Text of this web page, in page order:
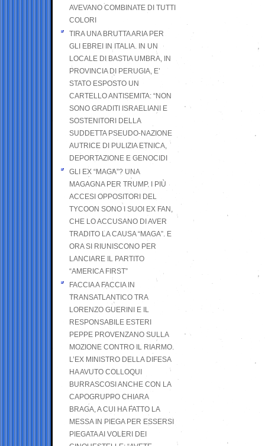
AVEVANO COMBINATE DI TUTTI
COLORI
TIRA UNA BRUTTA ARIA PER
GLI EBREI IN ITALIA. IN UN
LOCALE DI BASTIA UMBRA, IN
PROVINCIA DI PERUGIA, E’
STATO ESPOSTO UN
CARTELLO ANTISEMITA: “NON
SONO GRADITI ISRAELIANI E
SOSTENITORI DELLA
SUDDETTA PSEUDO-NAZIONE
AUTRICE DI PULIZIA ETNICA,
DEPORTAZIONE E GENOCIDI
GLI EX “MAGA”? UNA
MAGAGNA PER TRUMP. I PIÙ
ACCESI OPPOSITORI DEL
TYCOON SONO I SUOI EX FAN,
CHE LO ACCUSANO DI AVER
TRADITO LA CAUSA “MAGA”. E
ORA SI RIUNISCONO PER
LANCIARE IL PARTITO
“AMERICA FIRST”
FACCIA A FACCIA IN
TRANSATLANTICO TRA
LORENZO GUERINI E IL
RESPONSABILE ESTERI
PEPPE PROVENZANO SULLA
MOZIONE CONTRO IL RIARMO.
L’EX MINISTRO DELLA DIFESA
HA AVUTO COLLOQUI
BURRASCOSI ANCHE CON LA
CAPOGRUPPO CHIARA
BRAGA, A CUI HA FATTO LA
MESSA IN PIEGA PER ESSERSI
PIEGATA AI VOLERI DEI